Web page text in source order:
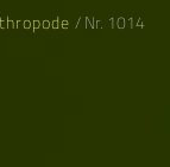
/ Nr. 1014